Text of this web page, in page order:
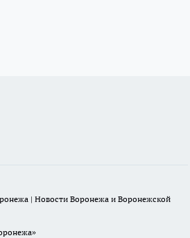
| Новости Воронежа и Воронежской